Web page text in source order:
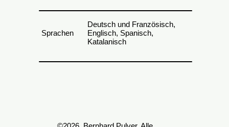
Sprachen
Deutsch und Französisch,
Englisch, Spanisch,
Katalanisch